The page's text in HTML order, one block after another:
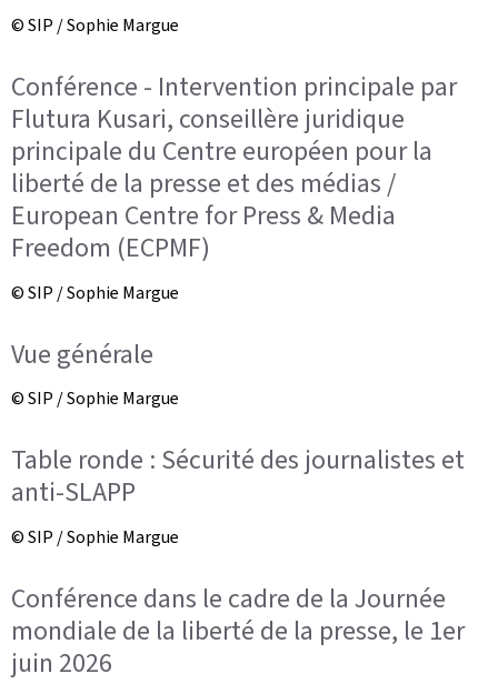
© SIP / Sophie Margue
Conférence - Intervention principale par
Flutura Kusari, conseillère juridique
principale du Centre européen pour la
liberté de la presse et des médias /
European Centre for Press & Media
Freedom (ECPMF)
© SIP / Sophie Margue
Vue générale
© SIP / Sophie Margue
Table ronde : Sécurité des journalistes et
anti-SLAPP
© SIP / Sophie Margue
Conférence dans le cadre de la Journée
mondiale de la liberté de la presse, le 1er
juin 2026